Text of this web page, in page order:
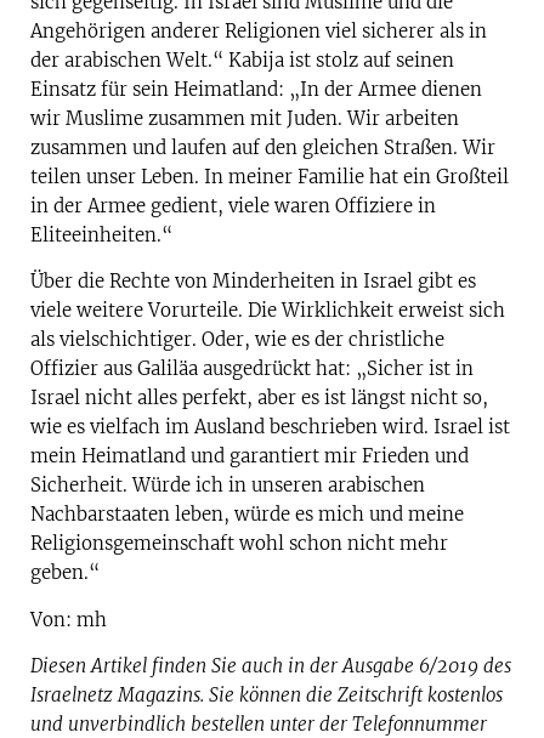
Angehörigen anderer Religionen viel sicherer als in
der arabischen Welt.“ Kabija ist stolz auf seinen
Einsatz für sein Heimatland: „In der Armee dienen
wir Muslime zusammen mit Juden. Wir arbeiten
zusammen und laufen auf den gleichen Straßen. Wir
teilen unser Leben. In meiner Familie hat ein Großteil
in der Armee gedient, viele waren Offiziere in
Eliteeinheiten.“
Über die Rechte von Minderheiten in Israel gibt es
viele weitere Vorurteile. Die Wirklichkeit erweist sich
als vielschichtiger. Oder, wie es der christliche
Offizier aus Galiläa ausgedrückt hat: „Sicher ist in
Israel nicht alles perfekt, aber es ist längst nicht so,
wie es vielfach im Ausland beschrieben wird. Israel ist
mein Heimatland und garantiert mir Frieden und
Sicherheit. Würde ich in unseren arabischen
Nachbarstaaten leben, würde es mich und meine
Religionsgemeinschaft wohl schon nicht mehr
geben.“
Von: mh
Diesen Artikel finden Sie auch in der Ausgabe 6/2019 des
Israelnetz Magazins. Sie können die Zeitschrift kostenlos
und unverbindlich bestellen unter der Telefonnummer